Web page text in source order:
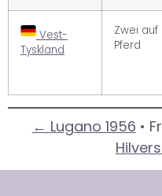
Vest-
Tyskland
Zwei auf
Pferd
← Lugano 1956 •